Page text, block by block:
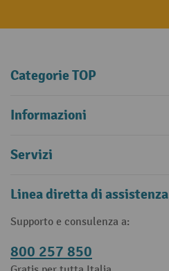
Categorie TOP
Informazioni
Servizi
Linea diretta di assistenza
Supporto e consulenza a:
800 257 850